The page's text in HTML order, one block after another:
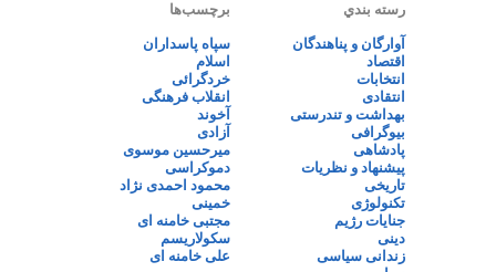
رسته بندي
آوارگان و پناهندگان
اقتصاد
انتخابات
انتقادی
بهداشت و تندرستی
بیوگرافی
پادشاهی
پیشنهاد و نظریات
تاریخی
تکنولوژی
جنایات رژیم
دینی
زندانی سیاسی
برچسب‌ها
سپاه پاسداران
اسلام
خردگرائی
انقلاب فرهنگی
آخوند
آزادی
میرحسین موسوی
دموکراسی
محمود احمدی نژاد
خمینی
مجتبی خامنه ای
سکولاریسم
علی خامنه ای